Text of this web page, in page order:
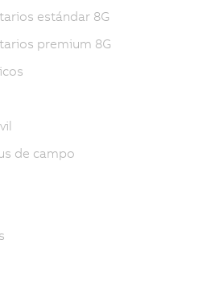
estándar 8G
premium 8G
de campo